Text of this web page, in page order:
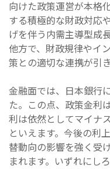
向けた政策運営が本格
する積極的な財政対応
げを伴う内需主導型成
他方で、財政規律やイ
策との適切な連携が引
金融面では、日本銀行
た。この点、政策金利
利は依然としてマイナ
といえます。今後の利
替動向の影響を強く受
まれます。いずれにし